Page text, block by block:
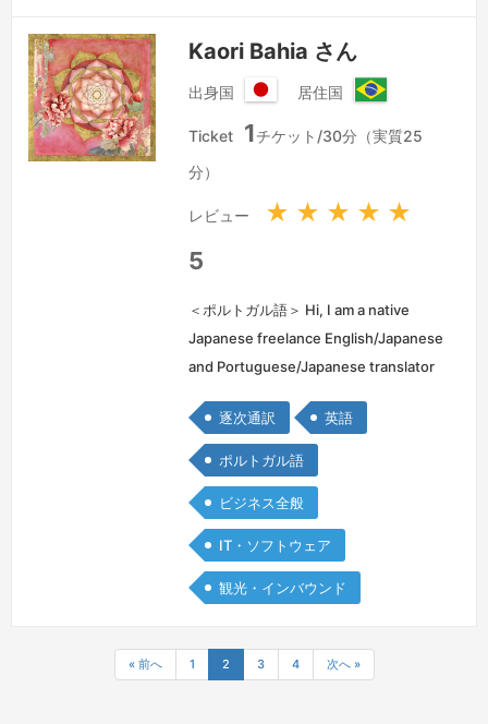
Kaori Bahia さん
出身国
本
居住国
ラ
連
国
Ticket 1チケット/30分（実質25
分）
レビュー ★ ★ ★ ★ ★
5
＜ポルトガル語＞ Hi, I am a native
Japanese freelance English/Japanese
and Portuguese/Japanese translator
industry for 18 years now. I have more
experiences as a translator rath…
きを見る »
逐次通訳 英語
ポルトガル語
ビジネス全般
IT・ソフトウェア
観光・インバウンド
« 前へ 1 2 3 4 次へ »